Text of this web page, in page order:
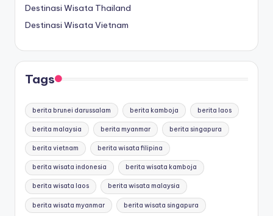
Destinasi Wisata Thailand
Destinasi Wisata Vietnam
Tags
berita brunei darussalam berita kamboja berita laos
berita malaysia berita myanmar berita singapura
berita vietnam berita wisata filipina
berita wisata indonesia berita wisata kamboja
berita wisata laos berita wisata malaysia
berita wisata myanmar berita wisata singapura